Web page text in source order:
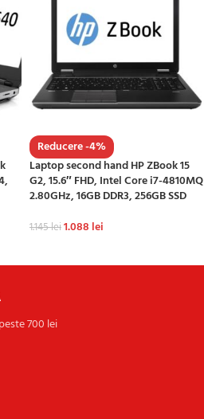
Reducere -4%
Laptop second hand HP ZBook 15
G2, 15.6″ FHD, Intel Core i7-4810MQ
2.80GHz, 16GB DDR3, 256GB SSD
1.145lei1.088 lei
700 lei